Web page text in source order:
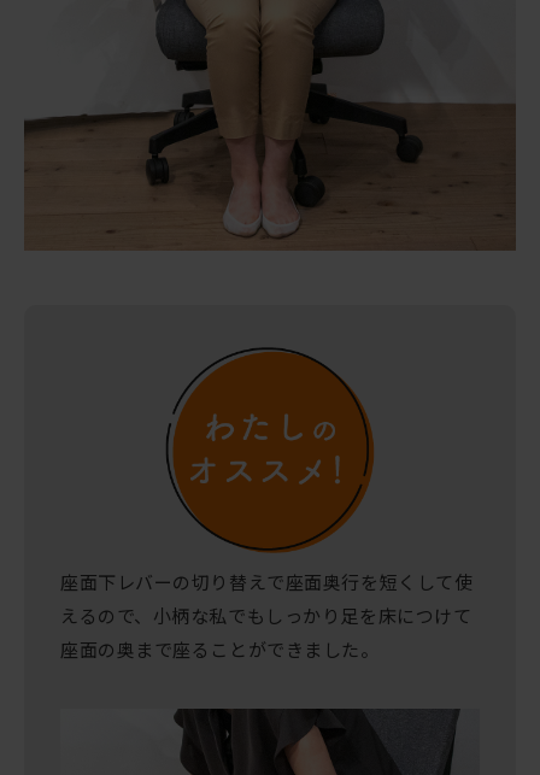
座面下レバーの切り替えで座面奥行を短くして使
えるので、小柄な私でもしっかり足を床につけて
座面の奥まで座ることができました。